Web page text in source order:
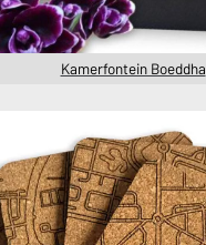
Kamerfontein Boeddha